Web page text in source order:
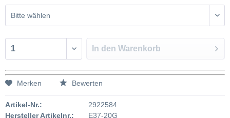
In den Warenkorb
Merken Bewerten
Artikel-Nr.:
2922584
Hersteller Artikelnr.:
E37-20G